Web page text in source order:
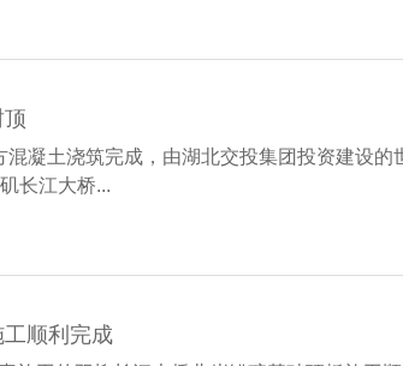
凝土浇筑完成，由湖北交投集团投资建设
长江大桥...
顺利完成